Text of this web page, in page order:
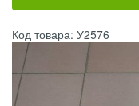
Код товара: У2576